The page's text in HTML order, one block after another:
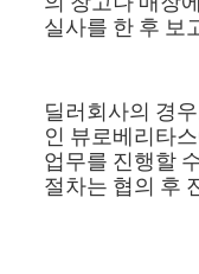
실사를 한 후 보
딜러회사의 경
인 뷰로베리타
업무를 진행할
절차는 협의 후